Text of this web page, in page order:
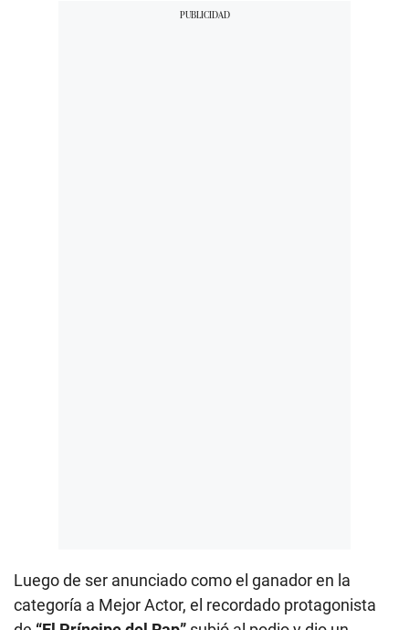
Luego de ser anunciado como el ganador en la
categoría a Mejor Actor, el recordado protagonista